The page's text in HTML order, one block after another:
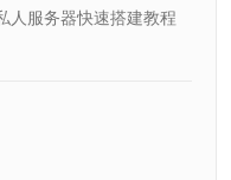
服务器快速搭建教程